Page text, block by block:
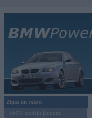
Ziņas un raksti
BMW modeļu jaunumi